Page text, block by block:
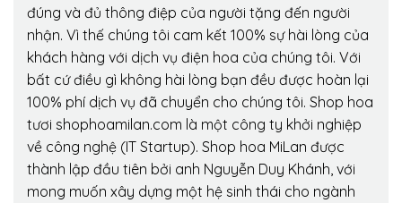
đúng và đủ thông điệp của người tặng đến người
nhận. Vì thế chúng tôi cam kết 100% sự hài lòng của
khách hàng với dịch vụ điện hoa của chúng tôi. Với
bất cứ điều gì không hài lòng bạn đều được hoàn lại
100% phí dịch vụ đã chuyển cho chúng tôi. Shop hoa
tươi shophoamilan.com là một công ty khởi nghiệp
về công nghệ (IT Startup). Shop hoa MiLan được
thành lập đầu tiên bởi anh Nguyễn Duy Khánh, với
mong muốn xây dựng một hệ sinh thái cho ngành